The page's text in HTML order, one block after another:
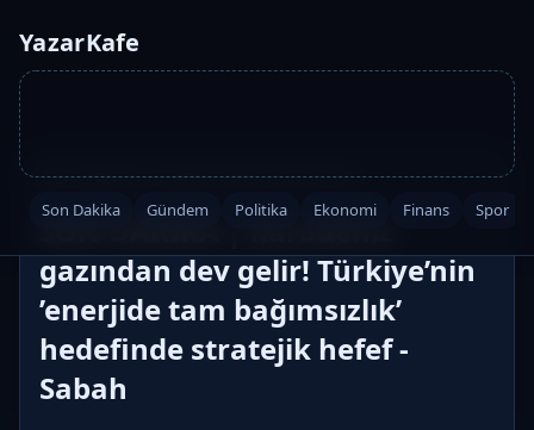
YazarKafe
Son Dakika Gündem Politika Ekonomi Finans Spor
Ana Sayfa·Son Dakika·2026-05-29 03:52
gazından dev gelir! Türkiye’nin
’enerjide tam bağımsızlık’
hedefinde stratejik hefef -
Sabah